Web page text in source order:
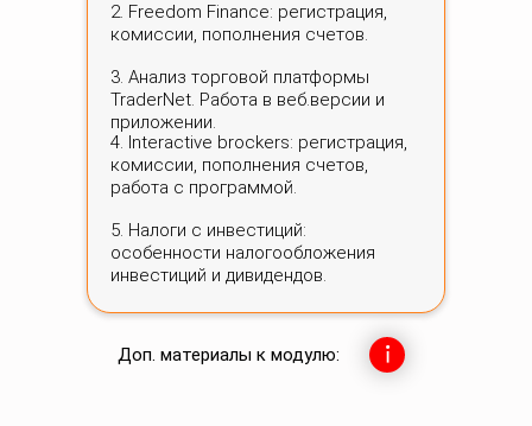
2. Freedom Finance: регистрация,
комиссии, пополнения счетов.
3. Анализ торговой платформы
TraderNеt. Работа в веб.версии и
приложении.
4. Interactive brockers: регистрация,
комиссии, пополнения счетов,
работа с программой.
5. Налоги с инвестиций:
особенности налогообложения
инвестиций и дивидендов.
Доп. материалы к модулю: